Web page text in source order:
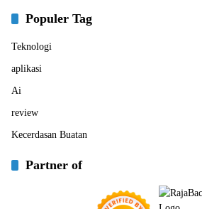
Populer Tag
Teknologi
aplikasi
Ai
review
Kecerdasan Buatan
Partner of